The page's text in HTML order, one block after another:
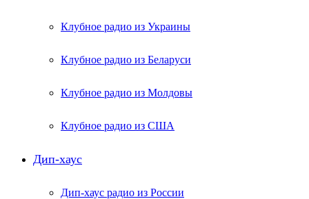
Клубное радио из Украины
Клубное радио из Беларуси
Клубное радио из Молдовы
Клубное радио из США
Дип-хаус
Дип-хаус радио из России